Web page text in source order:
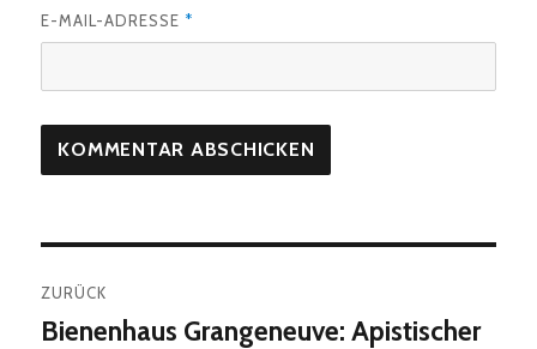
E-MAIL-ADRESSE *
ZURÜCK
Vorheriger
Bienenhaus Grangeneuve‏: Apistischer